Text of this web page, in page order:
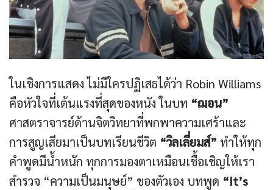
ในเชิงการแสดง ไม่มีใครปฏิเสธได้ว่า Robin Williams
คือหัวใจที่เต้นแรงที่สุดของหนัง ในบท “ฌอน”
ศาสตราจารย์ด้านจิตวิทยาที่พกพาความเศร้าและ
การสูญเสียมาเป็นบทเรียนชีวิต “วิลเลี่ยมส์” ทำให้ทุก
คำพูดมีน้ำหนัก ทุกการมองตาเหมือนเชื้อเชิญให้เรา
สำรวจ “ความเป็นมนุษย์” ของตัวเอง บทพูด “It’s